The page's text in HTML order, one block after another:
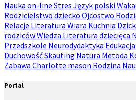
Nauka on-line Stres Język polski
Rodzicielstwo dziecko Ojcostwo
Relacje Literatura Wiara Kuchnia
rodzicówWiedza Literatura dziecięca
Przedszkole Neurodydaktyka
DuchowośćSkauting Natura Metoda
Zabawa Charlotte mason Rodzina
Portal